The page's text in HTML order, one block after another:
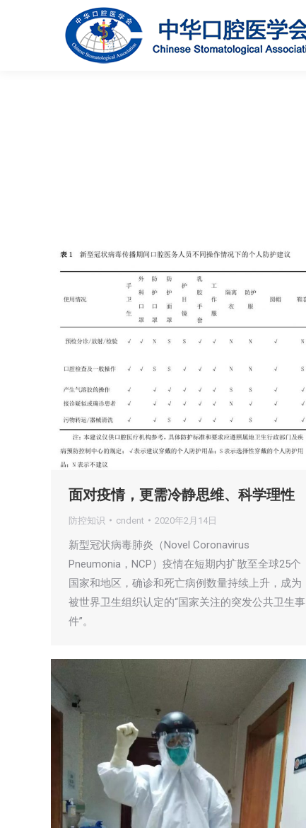
面对疫情，更需冷静思维、科学理性
防控知识 cndent 2020年2月14日
新型冠状病毒肺炎（Novel Coronavirus
Pneumonia，NCP）疫情在短期内扩散至全球25个
国家和地区，确诊和死亡病例数量持续上升，成为
被世界卫生组织认定的“国家关注的突发公共卫生事
件”。